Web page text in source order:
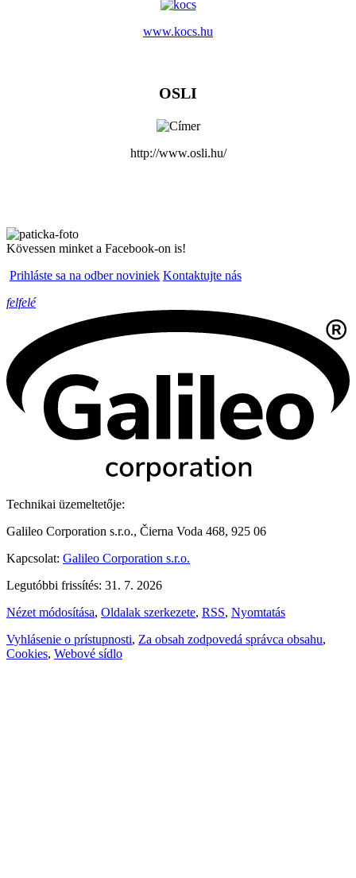
www.kocs.hu
OSLI
http://www.osli.hu/
Kövessen minket a Facebook-on is!
Prihláste sa na odber noviniek Kontaktujte nás
felfelé
Technikai üzemeltetője:
Galileo Corporation s.r.o., Čierna Voda 468, 925 06
Kapcsolat: Galileo Corporation s.r.o.
Legutóbbi frissítés: 31. 7. 2026
Nézet módosítása, Oldalak szerkezete, RSS, Nyomtatás
Vyhlásenie o prístupnosti, Za obsah zodpovedá správca obsahu,
Cookies, Webové sídlo